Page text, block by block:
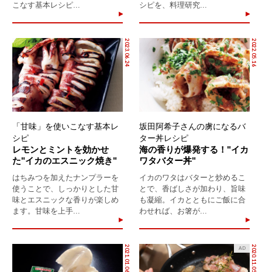
こなす基本レシピ...
シピを、料理研究...
2023.06.24
「甘味」を使いこなす基本レ
シピ
レモンとミントを効かせ
た"イカのエスニック焼き"
はちみつを加えたナンプラーを
使うことで、しっかりとした甘
味とエスニックな香りが楽しめ
ます。甘味を上手...
2022.05.16
坂田阿希子さんの虜になるバ
ター丼レシピ
海の香りが爆発する！"イカ
ワタバター丼"
イカのワタはバターと炒めるこ
とで、香ばしさが加わり、旨味
も凝縮。イカとともにご飯に合
わせれば、お箸が...
2021.01.06 2020.11.05
AD